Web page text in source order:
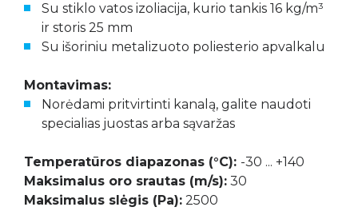
Su stiklo vatos izoliacija, kurio tankis 16 kg/m³
ir storis 25 mm
Su išoriniu metalizuoto poliesterio apvalkalu
Montavimas:
Norėdami pritvirtinti kanalą, galite naudoti
specialias juostas arba sąvaržas
Temperatūros diapazonas (°C): -30 ... +140
Maksimalus oro srautas (m/s): 30
Maksimalus slėgis (Pa): 2500